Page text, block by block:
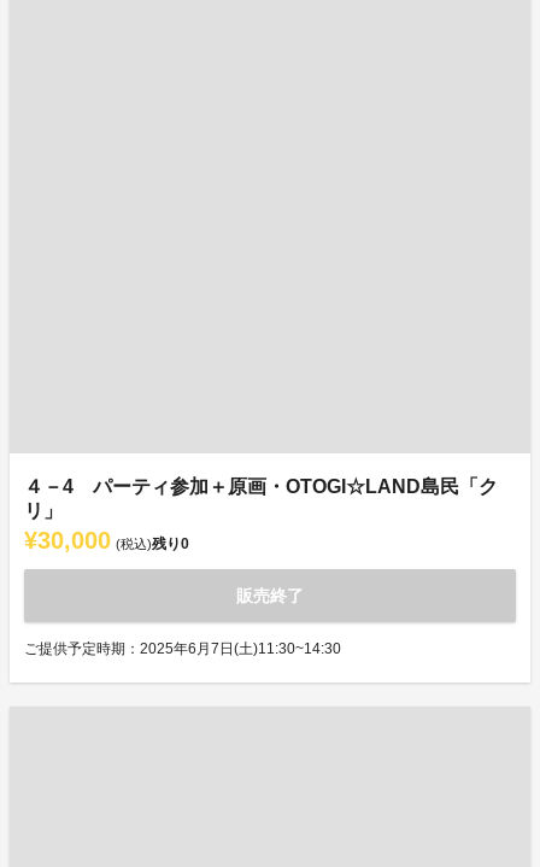
４－4 パーティ参加＋原画・OTOGI☆LAND島民「ク
リ」
¥30,000 (税込)残り0
販売終了
ご提供予定時期：2025年6月7日(土)11:30~14:30